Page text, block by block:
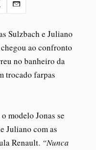
Sulzbach e Juliano
ao confronto
no banheiro da
trocado farpas
modelo Jonas se
Juliano com as
Renault. “Nunca